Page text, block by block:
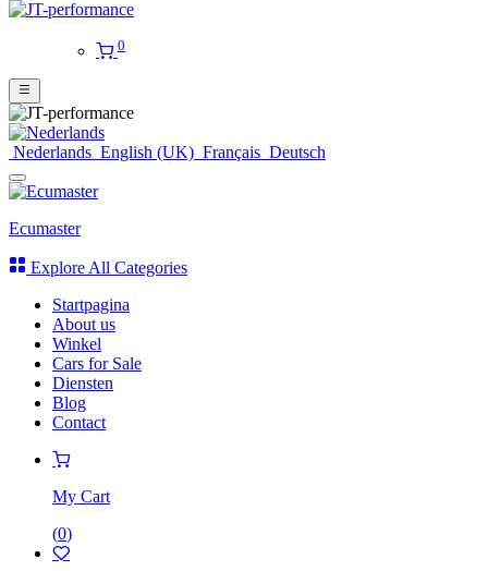
0
Nederlands English (UK) Français Deutsch
Ecumaster
Explore All Categories
Startpagina
About us
Winkel
Cars for Sale
Diensten
Blog
Contact
My Cart
(0)